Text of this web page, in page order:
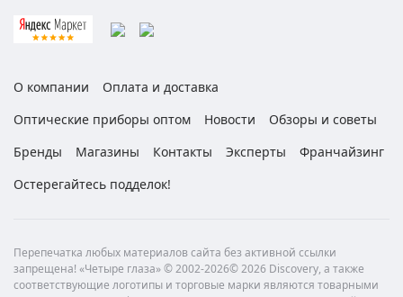
О компании
Оплата и доставка
Оптические приборы оптом
Новости
Обзоры и советы
Бренды
Магазины Контакты Эксперты
Франчайзинг
Остерегайтесь подделок!
Перепечатка любых материалов сайта без активной ссылки
запрещена! «Четыре глаза» © 2002-2026© 2026 Discovery, а также
соответствующие логотипы и торговые марки являются товарными